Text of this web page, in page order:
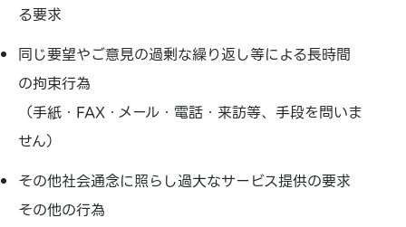
る要求
同じ要望やご意見の過剰な繰り返し等による長時間
の拘束行為
（手紙・FAX・メール・電話・来訪等、手段を問いま
せん）
その他社会通念に照らし過大なサービス提供の要求
その他の行為